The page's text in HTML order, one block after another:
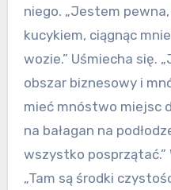
niego. „Jestem
kucykiem, ciągnąc
wozie.” Uśmiecha się.
obszar biznesowy i
mieć mnóstwo miejsc
na bałagan na
wszystko posprzątać.”
„Tam są środki